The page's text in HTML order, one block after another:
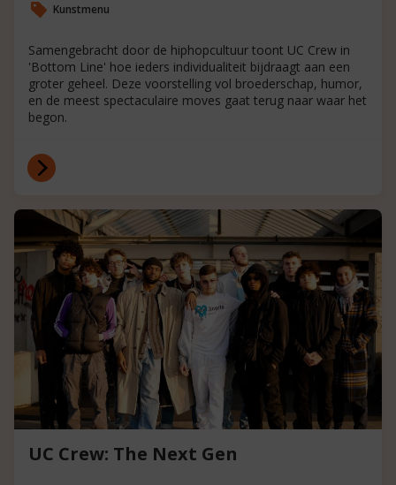
Kunstmenu
Samengebracht door de hiphopcultuur toont UC Crew in
'Bottom Line' hoe ieders individualiteit bijdraagt aan een
groter geheel. Deze voorstelling vol broederschap, humor,
en de meest spectaculaire moves gaat terug naar waar het
begon.
UC Crew: The Next Gen